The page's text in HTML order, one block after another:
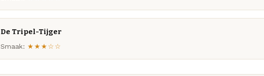
De Tripel-Tijger
Smaak: ★★★☆☆